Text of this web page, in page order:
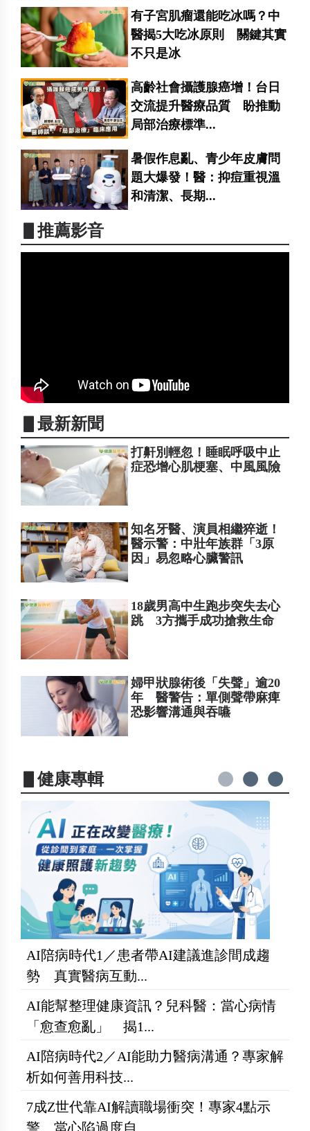
有子宮肌瘤還能吃冰嗎？中
醫揭5大吃冰原則 關鍵其實
不只是冰
高齡社會攝護腺癌增！台日
交流提升醫療品質 盼推動
局部治療標準...
暑假作息亂、青少年皮膚問
題大爆發！醫：抑痘重視溫
和清潔、長期...
▋推薦影音
▋最新新聞
打鼾別輕忽！睡眠呼吸中止
症恐增心肌梗塞、中風風險
知名牙醫、演員相繼猝逝！
醫示警：中壯年族群「3原
因」易忽略心臟警訊
18歲男高中生跑步突失去心
跳 3方攜手成功搶救生命
婦甲狀腺術後「失聲」逾20
年 醫警告：單側聲帶麻痺
恐影響溝通與吞嚥
▋健康專輯
AI陪病時代1／患者帶AI建議進診間成趨
勢 真實醫病互動...
AI能幫整理健康資訊？兒科醫：當心病情
「愈查愈亂」 揭1...
AI陪病時代2／AI能助力醫病溝通？專家解
析如何善用科技...
7成Z世代靠AI解讀職場衝突！專家4點示
警 當心陷過度自...